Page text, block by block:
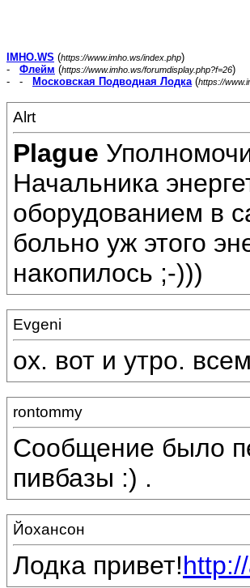
IMHO.WS (https://www.imho.ws/index.php)
- Флейм (https://www.imho.ws/forumdisplay.php?f=26)
- -
Московская Подводная Лодка(https://
Alrt
Plague
Начальника
оборудованием в
больно уж этого
накопилось ;-)))
Evgeni
ох. вот и утро.
rontommy
Сообщение было
пивбазы :) .
Йохансон
Лодка привет!